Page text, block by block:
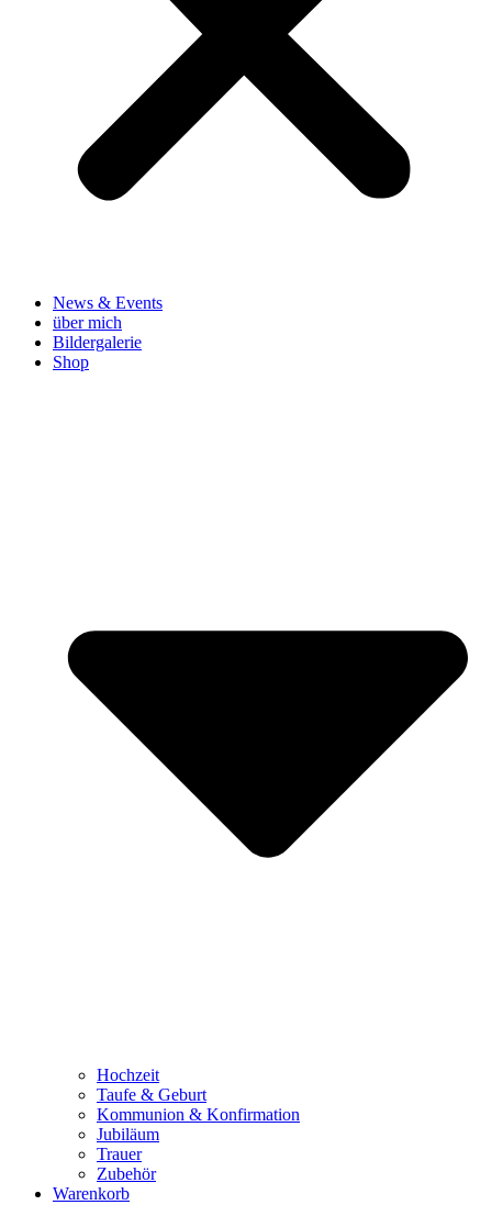
News & Events
über mich
Bildergalerie
Shop
Hochzeit
Taufe & Geburt
Kommunion & Konfirmation
Jubiläum
Trauer
Zubehör
Warenkorb